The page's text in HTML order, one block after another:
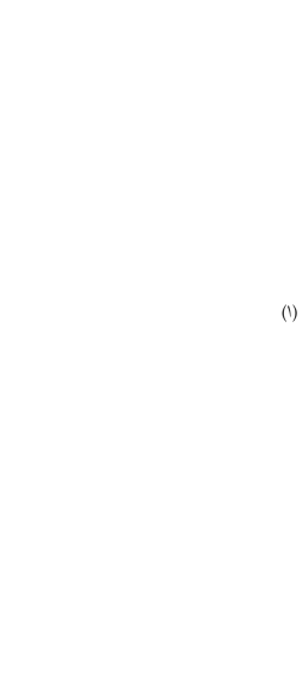
(۱)